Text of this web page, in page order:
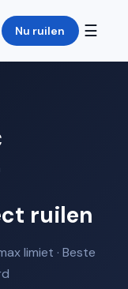
Nu ruilen ☰
ruilen
limiet · Beste